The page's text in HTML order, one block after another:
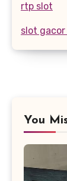
rtp slot
slot
You